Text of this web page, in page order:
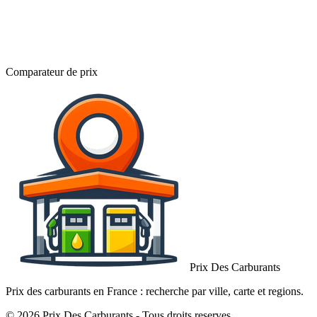
Comparateur de prix
Prix Des Carburants
Prix des carburants en France : recherche par ville, carte et regions.